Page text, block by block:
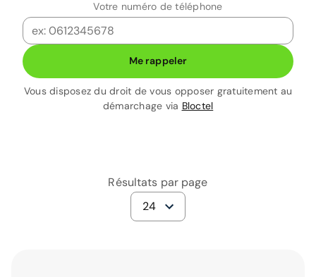
Votre numéro de téléphone
Me rappeler
Vous disposez du droit de vous opposer gratuitement au
démarchage via Bloctel
Résultats par page
24